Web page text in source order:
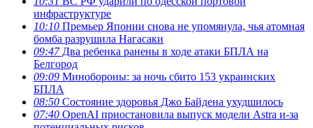
инфраструктуре
10:10 Премьер Японии снова не упомянула, чья атомная
бомба разрушила Нагасаки
09:47Два ребенка ранены в ходе атаки БПЛА на
Белгород
09:09 Минобороны: за ночь сбито 153 украинских
БПЛА
08:50 Состояние здоровья Джо Байдена ухудшилось
07:40 OpenAI приостановила выпуск модели Astra и-за